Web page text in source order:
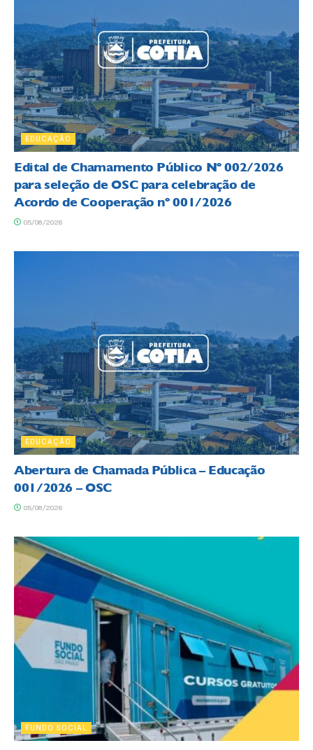
EDUCAÇÃO
Edital de Chamamento Público Nº 002/2026
para seleção de OSC para celebração de
Acordo de Cooperação nº 001/2026
05/08/2026
EDUCAÇÃO
Abertura de Chamada Pública – Educação
001/2026 – OSC
05/08/2026
FUNDO SOCIAL